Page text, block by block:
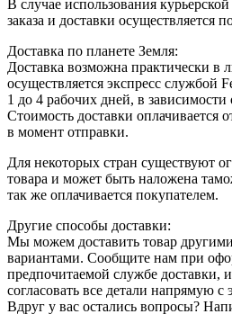
В случае использования
заказа и доставки осуществляется
Доставка по планете Земля:
Доставка возможна практически в
осуществляется экспресс службой
1 до 4 рабочих дней, в зависимости
Стоимость доставки оплачивается
в момент отправки.
Для некоторых стран существуют
товара и может быть наложена
так же оплачивается покупателем.
Другие способы доставки:
Мы можем доставить товар
вариантами. Сообщите нам при
предпочитаемой службе доставки,
согласовать все детали напрямую с
Вдруг у вас остались вопросы?